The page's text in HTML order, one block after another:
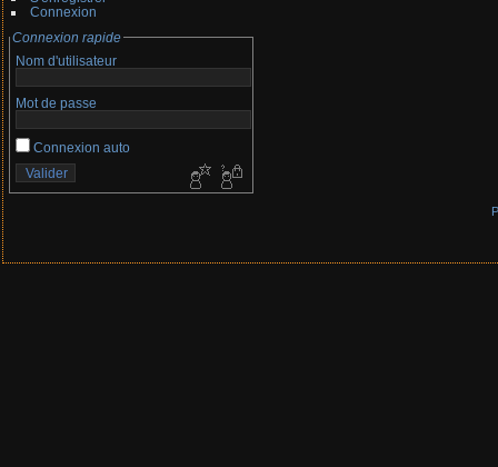
Connexion
Connexion rapide
Nom d'utilisateur
Mot de passe
Connexion auto